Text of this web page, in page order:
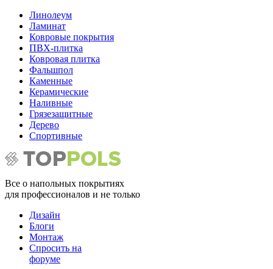
Линолеум
Ламинат
Ковровые покрытия
ПВХ-плитка
Ковровая плитка
Фальшпол
Каменные
Керамические
Наливные
Грязезащитные
Дерево
Спортивные
Все о напольных покрытиях
для профессионалов и не только
Дизайн
Блоги
Монтаж
Спросить на
форуме